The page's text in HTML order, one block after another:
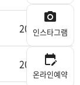
photo_camera
인스타그램
edit_calendar
온라인예약
2025-07-08
2025-07-04